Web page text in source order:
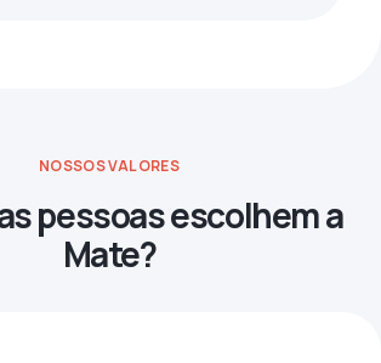
NOSSOS VALORES
pessoas escolhem a
Mate?